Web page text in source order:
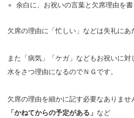
余白に、お祝いの言葉と欠席理由を書
欠席の理由に「忙しい」などは失礼にあ
また「病気」「ケガ」などもお祝いに対
水をさつ理由になるのでＮＧです。
欠席の理由を細かに記す必要なありませ
「かねてからの予定がある」 など